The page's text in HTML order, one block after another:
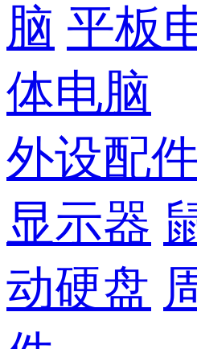
脑 平板
体电脑
外设配件
显示器
动硬盘